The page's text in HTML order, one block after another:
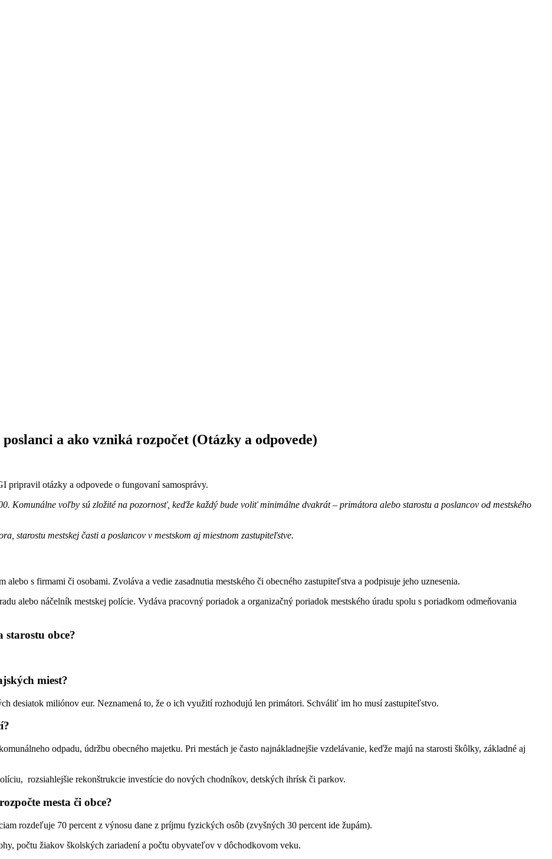
a ako vzniká rozpočet (Otázky a odpovede)
otázky a odpovede o fungovaní samosprávy.
Komunálne voľby sú zložité na pozornosť, keďže každý bude voliť minimálne dvakrát – primátora alebo starostu a poslancov od mestského
starostu mestskej časti a poslancov v mestskom aj miestnom zastupiteľstve.
alebo s firmami či osobami. Zvoláva a vedie zasadnutia mestského či obecného zastupiteľstva a podpisuje jeho uznesenia.
alebo náčelník mestskej polície. Vydáva pracovný poriadok a organizačný poriadok mestského úradu spolu s poriadkom odmeňovania
starostu obce?
miest?
desiatok miliónov eur. Neznamená to, že o ich využití rozhodujú len primátori. Schváliť im ho musí zastupiteľstvo.
odpadu, údržbu obecného majetku. Pri mestách je často najnákladnejšie vzdelávanie, keďže majú na starosti škôlky, základné aj
rozsiahlejšie rekonštrukcie investície do nových chodníkov, detských ihrísk či parkov.
mesta či obce?
rozdeľuje 70 percent z výnosu dane z príjmu fyzických osôb (zvyšných 30 percent ide župám).
počtu žiakov školských zariadení a počtu obyvateľov v dôchodkovom veku.